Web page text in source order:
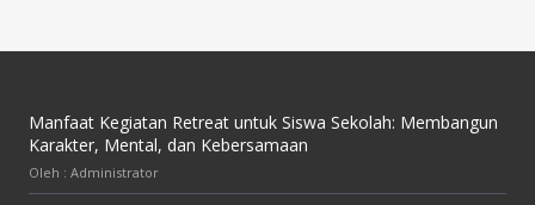
Manfaat Kegiatan Retreat untuk Siswa Sekolah: Membangun
Karakter, Mental, dan Kebersamaan
Oleh : Administrator